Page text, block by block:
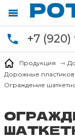
+7 (920)
Продукция
Дорожные
Ограждение